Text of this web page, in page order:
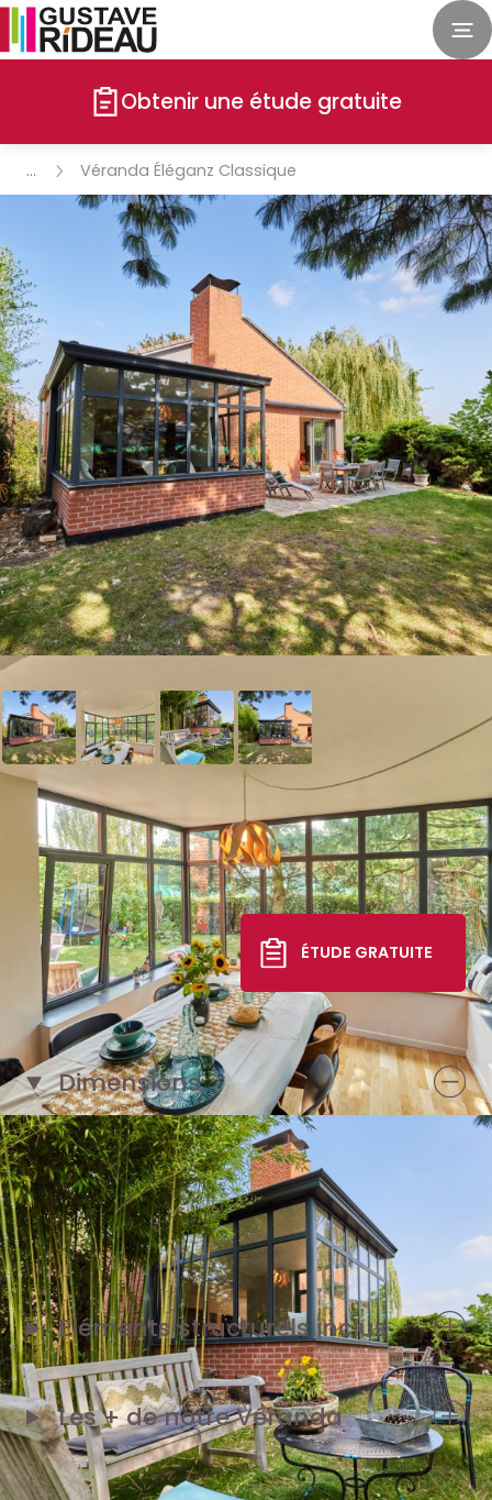
Obtenir une étude gratuite
Véranda Éléganz Classique
Véranda Éléganz
Classique
21 693 €*
TTC livré, posé
ÉTUDE GRATUITE
Dimensions
1 façade de 4 m
2 pignons de 3 m
Eléments structurels inclus
Les + de notreVéranda